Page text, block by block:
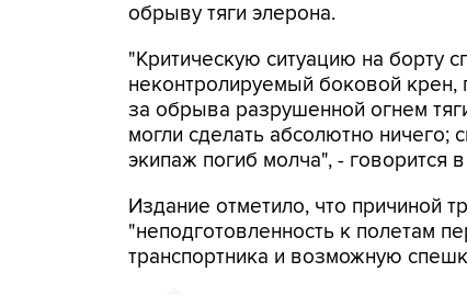
обрыву тяги элерона.
"Критическую ситуацию на борту
неконтролируемый боковой
за обрыва разрушенной огнем
могли сделать абсолютно ничего;
экипаж погиб молча", - говорится
Издание отметило, что причиной
"неподготовленность к полетам
транспортника и возможную